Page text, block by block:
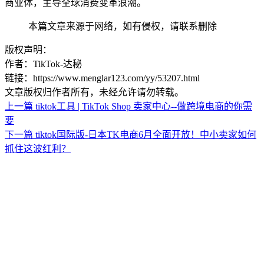
商业体，主导全球消费变革浪潮。
本篇文章来源于网络，如有侵权，请联系删除
版权声明：
作者：TikTok-达秘
链接：https://www.menglar123.com/yy/53207.html
文章版权归作者所有，未经允许请勿转载。
上一篇 tiktok工具 | TikTok Shop 卖家中心--做跨境电商的你需
要
下一篇 tiktok国际版-日本TK电商6月全面开放！中小卖家如何
抓住这波红利？